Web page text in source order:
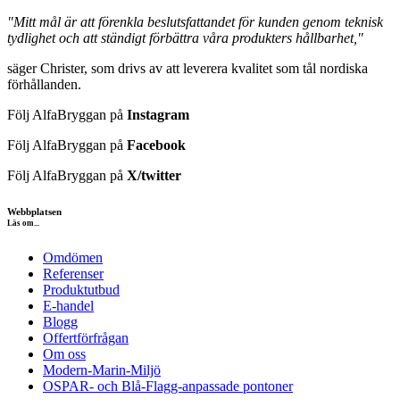
"Mitt mål är att förenkla beslutsfattandet för kunden genom teknisk
tydlighet och att ständigt förbättra våra produkters hållbarhet,"
säger Christer, som drivs av att leverera kvalitet som tål nordiska
förhållanden.
Följ AlfaBryggan på Instagram
Följ AlfaBryggan på Facebook
Följ AlfaBryggan på X/twitter
Webbplatsen
Läs om...
Omdömen
Referenser
Produktutbud
E-handel
Blogg
Offertförfrågan
Om oss
Modern-Marin-Miljö
OSPAR- och Blå-Flagg-anpassade pontoner